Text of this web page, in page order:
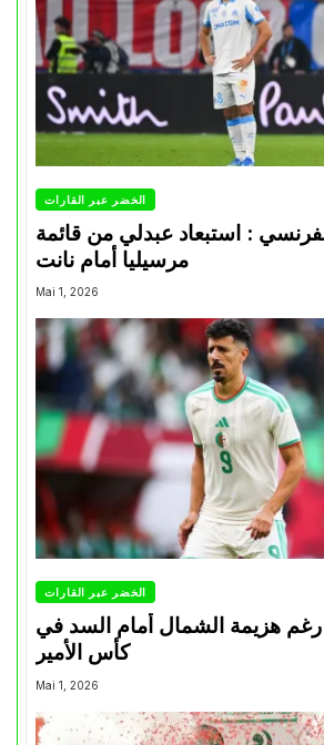
الخضر عبر القارات
: استبعاد عبدلي من قائمة
مرسيليا أمام نانت
Mai 1, 2026
الخضر عبر القارات
هزيمة الشمال أمام السد في
كأس الأمير
Mai 1, 2026